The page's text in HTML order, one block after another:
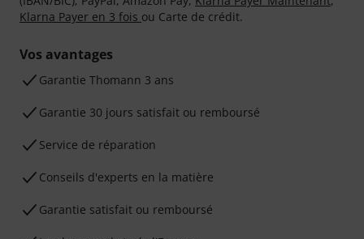
Klarna Payer en 3 fois ou Carte de crédit.
Vos avantages
Ga­ran­tie Thomann 3 ans
Garantie 30 jours satisfait ou remboursé
Service de réparation
Conseils d'experts en la matière
Garantie satisfait ou remboursé